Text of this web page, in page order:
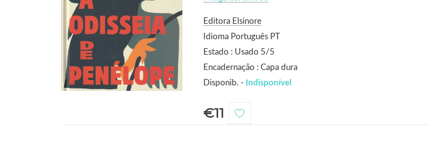
Editora Elsinore
Idioma Português PT
Estado : Usado 5/5
Encadernação : Capa dura
Disponib. - Indisponível
€11